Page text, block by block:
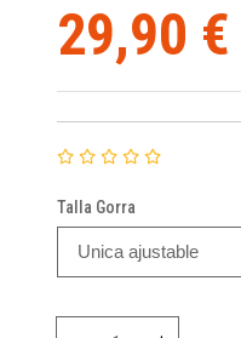
29,90 €
Talla Gorra